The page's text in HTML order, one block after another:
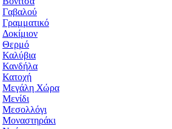
Γαβαλού
Γραμματικό
Δοκίμιον
Θερμό
Καλύβια
Κανδήλα
Κατοχή
Μεγάλη Χώρα
Μενίδι
Μεσολλόγι
Μοναστηράκι